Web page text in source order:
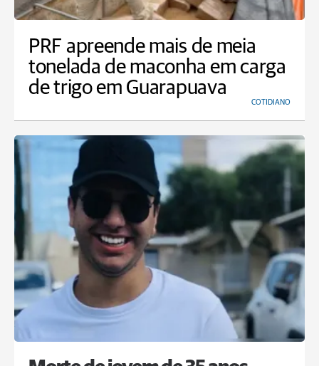
PRF apreende mais de meia
tonelada de maconha em carga
de trigo em Guarapuava
COTIDIANO